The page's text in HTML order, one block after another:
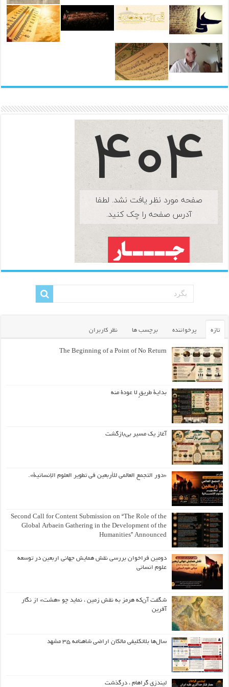
تازه پرخواننده برچسب ها نظر کاربران
The Beginning of a Point of No Return
بداية طريقٍ لا عودة منه
آغاز یک مسیر بی‌بازگشت
«دور التجمع العالمي للأربعين في تطوير العلوم الإنسانية».
Second Call for Content Submission on “The Role of the
Global Arbaein Gathering in the Development of the
Humanities” Announced
دومین فراخوان بررسی نقش همایش جهانی اربعین در توسعه
علوم انسانی
شگفت آن‌که هرمز به نقش زمین ، نماید چو «هشت» از نگار
آفرین
سال‌ها بلاتکلیفی مالکان اراضی شاهنامه ۳۵ مشهد
لیندزی گراهام ، درگذشت